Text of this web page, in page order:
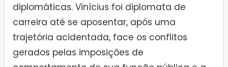
diplomáticas. Vinícius foi diplomata de
carreira até se aposentar, após uma
trajetória acidentada, face os conflitos
gerados pelas imposições de